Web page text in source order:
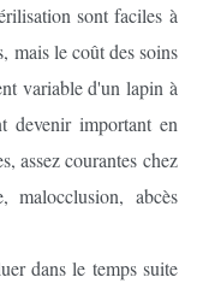
sont faciles à
mais le coût des soins
variable d'un lapin à
devenir important en
assez courantes chez
malocclusion, abcès
dans le temps suite